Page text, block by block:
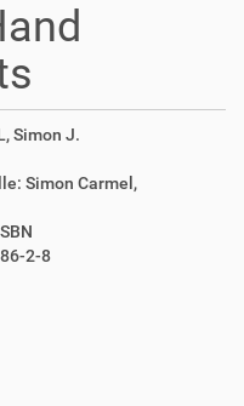
Simon J.
Simon Carmel,
2-8